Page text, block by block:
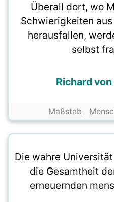
Überall dort, wo
Schwierigkeiten
herausfallen,
selbst
Richard
Maßstab
Die wahre
die Gesamtheit
erneuernden